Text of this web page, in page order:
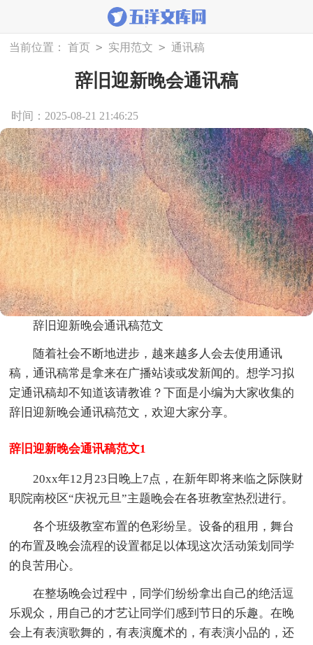
当前位置： 首页 > 实用范文 > 通讯稿
辞旧迎新晚会通讯稿
时间：2025-08-21 21:46:25
辞旧迎新晚会通讯稿范文
随着社会不断地进步，越来越多人会去使用通讯
稿，通讯稿常是拿来在广播站读或发新闻的。想学习拟
定通讯稿却不知道该请教谁？下面是小编为大家收集的
辞旧迎新晚会通讯稿范文，欢迎大家分享。
辞旧迎新晚会通讯稿范文1
20xx年12月23日晚上7点，在新年即将来临之际陕财
职院南校区“庆祝元旦”主题晚会在各班教室热烈进行。
各个班级教室布置的色彩纷呈。设备的租用，舞台
的布置及晚会流程的设置都足以体现这次活动策划同学
的良苦用心。
在整场晚会过程中，同学们纷纷拿出自己的绝活逗
乐观众，用自己的才艺让同学们感到节日的乐趣。在晚
会上有表演歌舞的，有表演魔术的，有表演小品的，还